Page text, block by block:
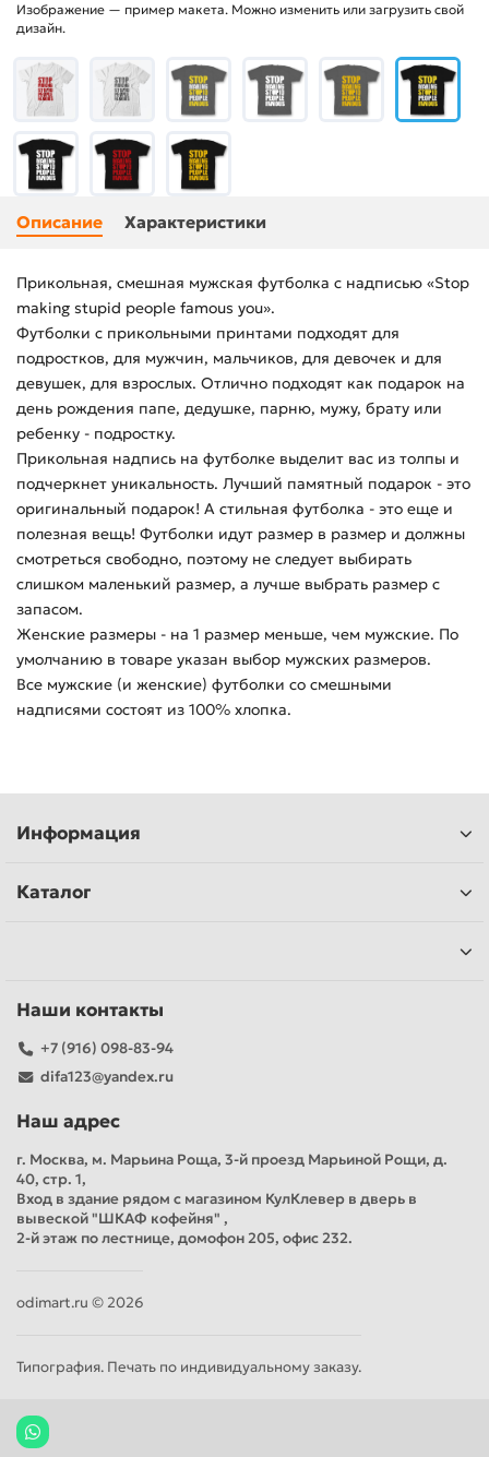
Изображение — пример макета. Можно изменить или загрузить свой
дизайн.
Описание Характеристики
Прикольная, смешная мужская футболка с надписью «Stop
making stupid people famous you».
Футболки с прикольными принтами подходят для
подростков, для мужчин, мальчиков, для девочек и для
девушек, для взрослых. Отлично подходят как подарок на
день рождения папе, дедушке, парню, мужу, брату или
ребенку - подростку.
Прикольная надпись на футболке выделит вас из толпы и
подчеркнет уникальность. Лучший памятный подарок - это
оригинальный подарок! А стильная футболка - это еще и
полезная вещь! Футболки идут размер в размер и должны
смотреться свободно, поэтому не следует выбирать
слишком маленький размер, а лучше выбрать размер с
запасом.
Женские размеры - на 1 размер меньше, чем мужские. По
умолчанию в товаре указан выбор мужских размеров.
Все мужские (и женские) футболки со смешными
надписями состоят из 100% хлопка.
Информация
Каталог
Наши контакты
+7 (916) 098-83-94
difa123@yandex.ru
Наш адрес
г. Москва, м. Марьина Роща, 3-й проезд Марьиной Рощи, д.
40, стр. 1,
Вход в здание рядом с магазином КулКлевер в дверь в
вывеской "ШКАФ кофейня" ,
2-й этаж по лестнице, домофон 205, офис 232.
odimart.ru © 2026
Типография. Печать по индивидуальному заказу.